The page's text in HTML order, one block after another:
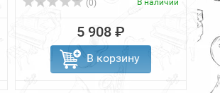
(0) В наличии
5 908 ₽
В корзину